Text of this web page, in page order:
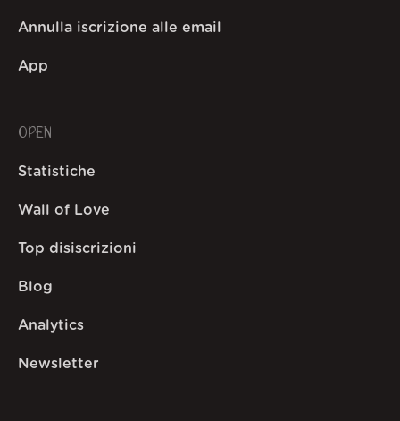
Annulla iscrizione alle email
App
OPEN
Statistiche
Wall of Love
Top disiscrizioni
Blog
Analytics
Newsletter